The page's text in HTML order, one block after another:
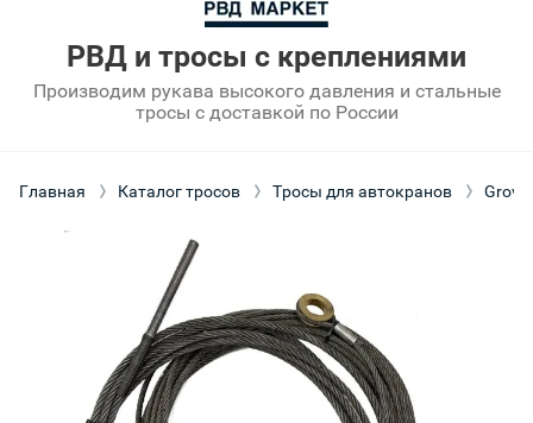
Партнерам
РВД и тросы с креплениями
Производим рукава высокого давления и стальные
тросы с доставкой по России
Главная Каталог тросов Тросы для автокранов Grove